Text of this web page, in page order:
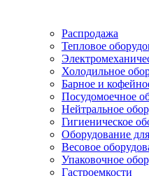
Распродажа
Тепловое
Холодильное
Барное и
Посудомоечное
Нейтральное
Гигиеническое
Оборудование
Весовое
Упаковочное
Гастроемкости